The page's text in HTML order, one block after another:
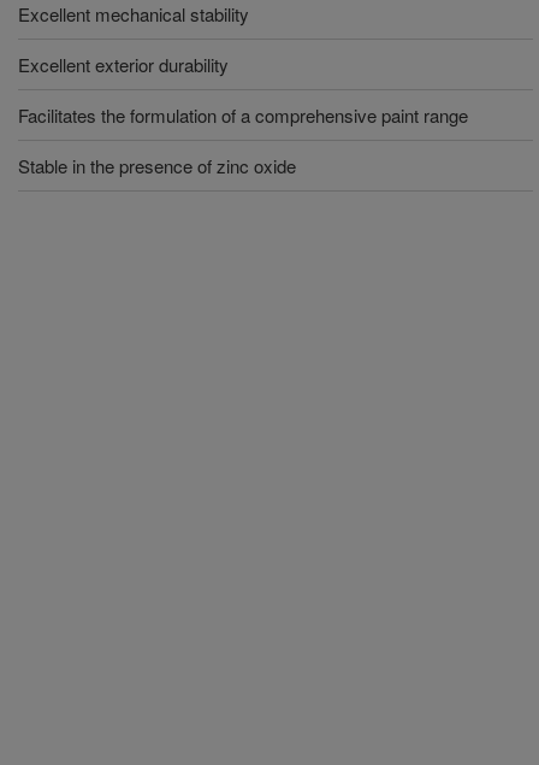
Excellent mechanical stability
Excellent exterior durability
Facilitates the formulation of a comprehensive paint range
Stable in the presence of zinc oxide